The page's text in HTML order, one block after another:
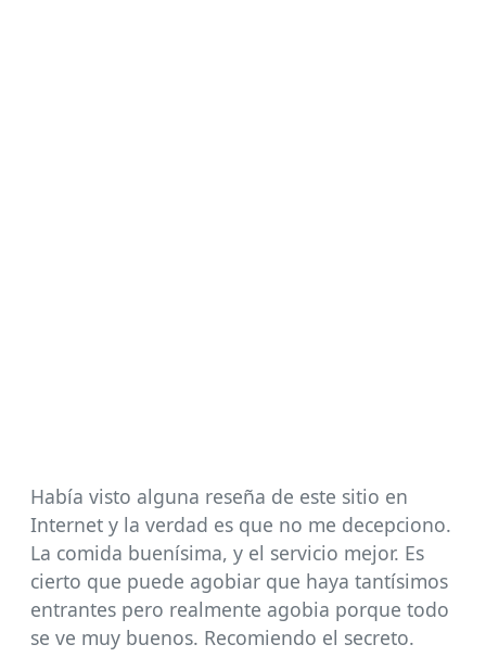
Había visto alguna reseña de este sitio en
Internet y la verdad es que no me decepciono.
La comida buenísima, y el servicio mejor. Es
cierto que puede agobiar que haya tantísimos
entrantes pero realmente agobia porque todo
se ve muy buenos. Recomiendo el secreto.